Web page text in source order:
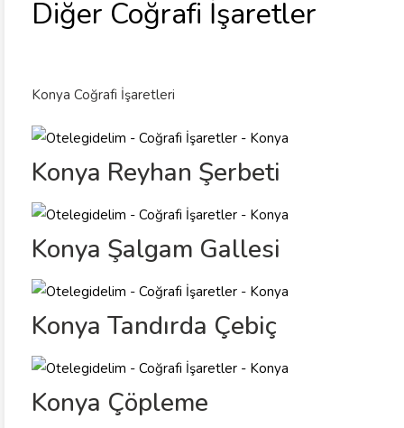
Diğer Coğrafi İşaretler
Konya Coğrafi İşaretleri
Konya Reyhan Şerbeti
Konya Şalgam Gallesi
Konya Tandırda Çebiç
Konya Çöpleme